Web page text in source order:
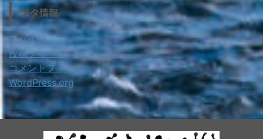
メタ情報
ログイン
投稿フィード
コメントフィード
WordPress.org